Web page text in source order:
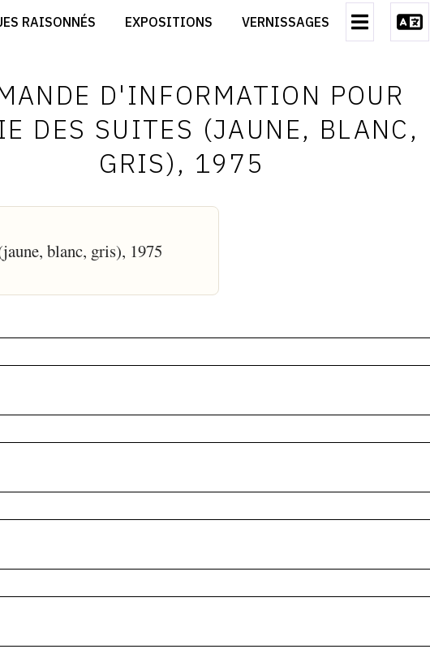
RAISONNÉS EXPOSITIONS VERNISSAGES
CRÉER SON CATALOGUE D'EXPO
DEVENIR CONTRIBUTEUR
CONTACT
CGU
D'INFORMATION POUR
DES SUITES (JAUNE, BLANC,
GRIS), 1975
blanc, gris), 1975